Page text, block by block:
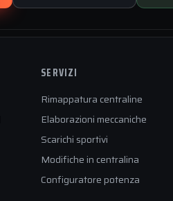
SERVIZI
Rimappatura centraline
Elaborazioni meccaniche
Scarichi sportivi
Modifiche in centralina
Configuratore potenza